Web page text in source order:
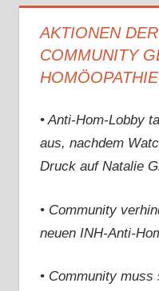
AKTIONEN
COMMUNITY
• Anti-Hom-Lobby
aus, nachdem
Druck auf Natalie
• Community
neuen INH-Anti-
• Community